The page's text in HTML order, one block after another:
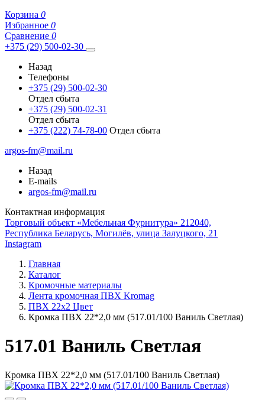
Корзина 0
Избранное 0
Сравнение 0
+375 (29) 500-02-30
Назад
Телефоны
+375 (29) 500-02-30
Отдел сбыта
+375 (29) 500-02-31
Отдел сбыта
+375 (222) 74-78-00 Отдел сбыта
argos-fm@mail.ru
Назад
E-mails
argos-fm@mail.ru
Контактная информация
Торговый объект «Мебельная Фурнитура» 212040,
Республика Беларусь, Могилёв, улица Залуцкого, 21
Instagram
Главная
Каталог
Кромочные материалы
Лента кромочная ПВХ Kromag
ПВХ 22x2 Цвет
Кромка ПВХ 22*2,0 мм (517.01/100 Ваниль Светлая)
517.01 Ваниль Светлая
Кромка ПВХ 22*2,0 мм (517.01/100 Ваниль Светлая)